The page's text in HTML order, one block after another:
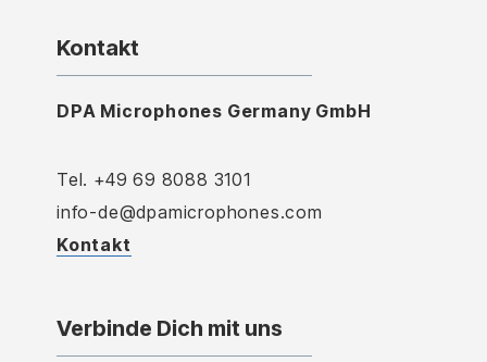
Kontakt
DPA Microphones Germany GmbH
Tel. +49 69 8088 3101
info-de@dpamicrophones.com
Kontakt
Verbinde Dich mit uns